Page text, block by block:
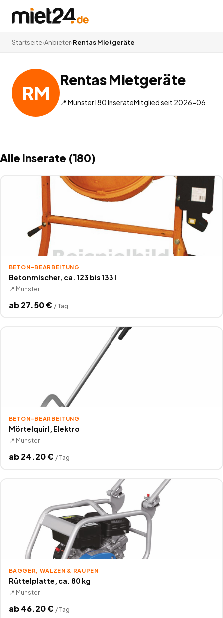
Startseite›Anbieter›Rentas Mietgeräte
RM
Rentas Mietgeräte
📍Münster180InserateMitglied seit 2026-06
Alle Inserate (180)
BETON-BEARBEITUNG
Betonmischer, ca. 123 bis 133 l
📍 Münster
ab27.50€ / Tag
BETON-BEARBEITUNG
Mörtelquirl, Elektro
📍 Münster
ab24.20€ / Tag
BAGGER, WALZEN & RAUPEN
Rüttelplatte, ca. 80 kg
📍 Münster
ab46.20€ / Tag